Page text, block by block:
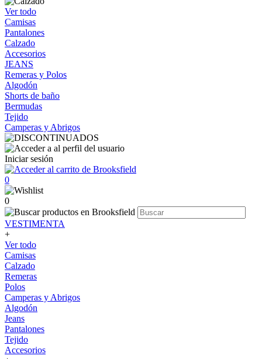
Ver todo
Camisas
Pantalones
Calzado
Accesorios
JEANS
Remeras y Polos
Algodón
Shorts de baño
Bermudas
Tejido
Camperas y Abrigos
Iniciar sesión
0
0
VESTIMENTA
+
Ver todo
Camisas
Calzado
Remeras
Polos
Camperas y Abrigos
Algodón
Jeans
Pantalones
Tejido
Accesorios